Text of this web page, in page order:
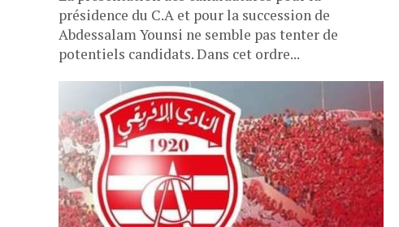
présidence du C.A et pour la succession de
Abdessalam Younsi ne semble pas tenter de
potentiels candidats. Dans cet ordre...